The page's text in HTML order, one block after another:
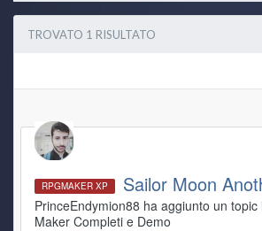
TROVATO 1 RISULTATO
RPGMAKER XP Sailor Moon
PrinceEndymion88 ha aggiunto un topic
Maker Completi e Demo